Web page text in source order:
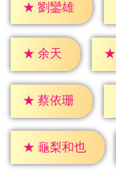
★ 劉鑾雄
★ 余天 ★
★ 蔡依珊
★ 龜梨和也